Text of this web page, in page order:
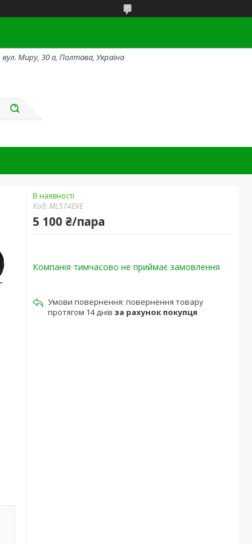
вул. Миру, 30 а, Полтава, Україна
В наявності
Код:ML574EVE
5 100 ₴/пара
Компанія тимчасово не приймає замовлення
повернення товару
протягом 14 днів за рахунок покупця